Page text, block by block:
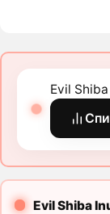
Evil
Evil Shiba